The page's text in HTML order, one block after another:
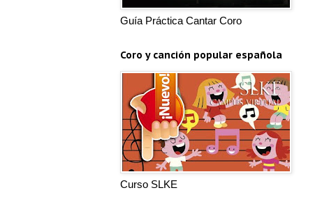
Guía Práctica Cantar Coro
Coro y canción popular española
Curso SLKE